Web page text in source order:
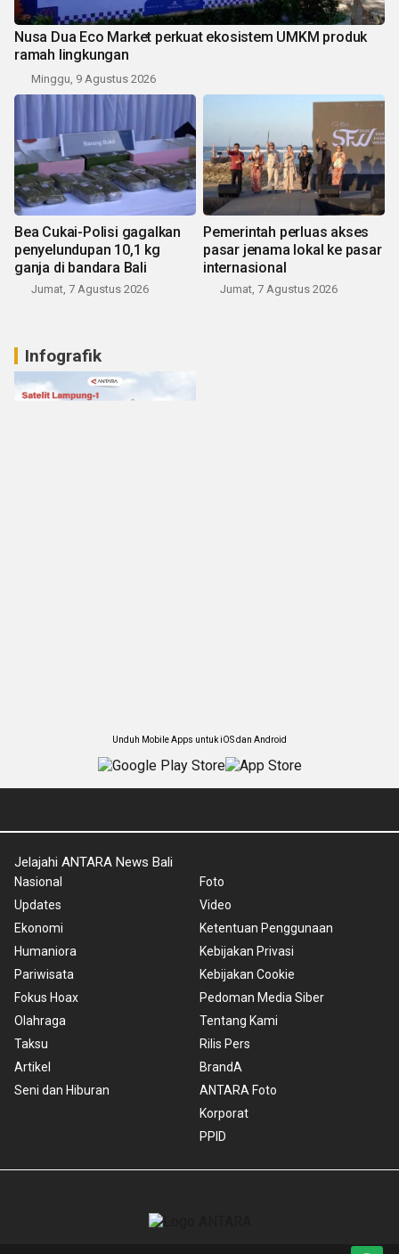
Nusa Dua Eco Market perkuat ekosistem UMKM produk
ramah lingkungan
Minggu, 9 Agustus 2026
Bea Cukai-Polisi gagalkan
penyelundupan 10,1 kg
ganja di bandara Bali
Jumat, 7 Agustus 2026
Pemerintah perluas akses
pasar jenama lokal ke pasar
internasional
Jumat, 7 Agustus 2026
Infografik
Unduh Mobile Apps untuk iOS dan Android
Jelajahi ANTARA News Bali
Nasional
Updates
Ekonomi
Humaniora
Pariwisata
Fokus Hoax
Olahraga
Taksu
Artikel
Seni dan Hiburan
Foto
Video
Ketentuan Penggunaan
Kebijakan Privasi
Kebijakan Cookie
Pedoman Media Siber
Tentang Kami
Rilis Pers
BrandA
ANTARA Foto
Korporat
PPID